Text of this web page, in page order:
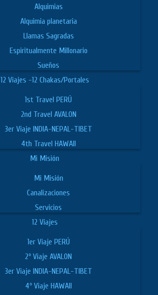
Alquimias
Alquimia planetaria
Llamas Sagradas
Espiritualmente Millonario
Sueños
12 Viajes -12 Chakas/Portales
1st Travel PERÚ
2nd Travel AVALON
3er Viaje INDIA-NEPAL-TIBET
4th Travel HAWAII
Mi Misión
Mi Misión
Canalizaciones
Servicios
12 Viajes
1er Viaje PERÚ
2º Viaje AVALON
3er Viaje INDIA-NEPAL-TIBET
4º Viaje HAWAII